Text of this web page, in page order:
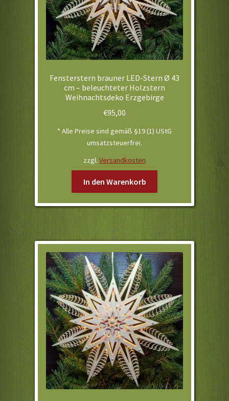
Fensterstern brauner LED-Stern Ø 43
cm – beleuchteter Holzstern
Weihnachtsdeko Erzgebirge
€95,00
* Alle Preise sind gemäß §19 (1) UStG
umsatzsteuerfrei.
zzgl. Versandkosten
In den Warenkorb